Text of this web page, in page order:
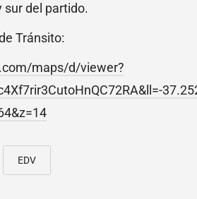
sur del partido.
Tránsito:
maps/d/viewer?
EDV